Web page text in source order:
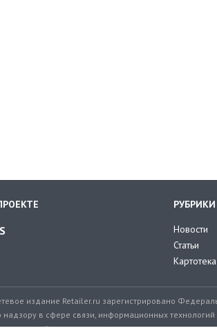
РУБРИКИ
Новости
Статьи
Картотека
издание Retailer.ru зарегистрировано
надзору в сфере связи, информационных